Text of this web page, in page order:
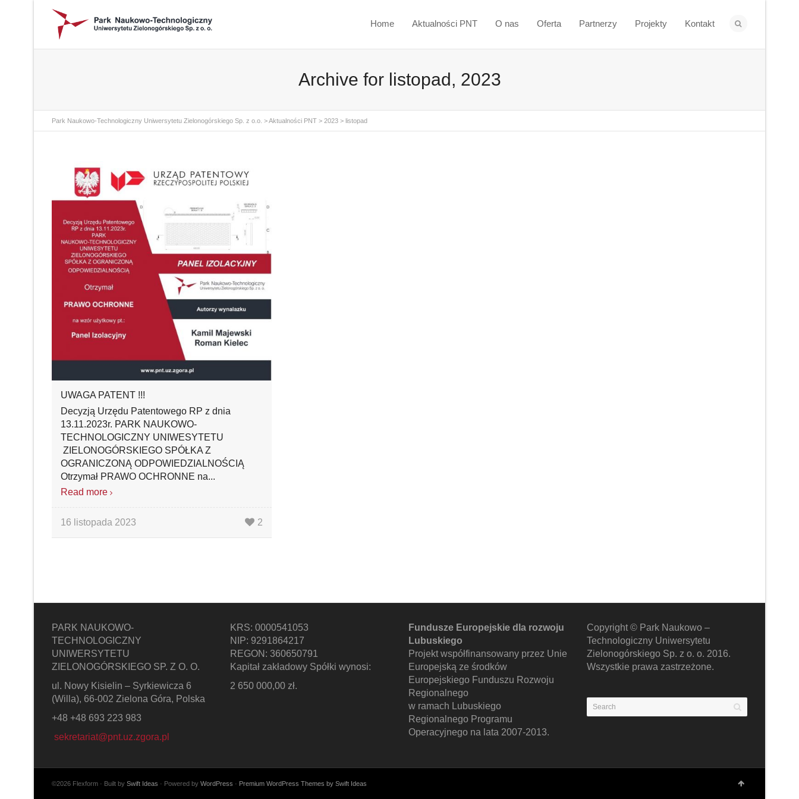
Home Aktualności PNT O nas Oferta Partnerzy Projekty Kontakt
Archive for listopad, 2023
Park Naukowo-Technologiczny Uniwersytetu Zielonogórskiego Sp. z o.o. >Aktualności PNT > 2023 > listopad
UWAGA PATENT !!!
Decyzją Urzędu Patentowego RP z dnia
13.11.2023r. PARK NAUKOWO-
TECHNOLOGICZNY UNIWESYTETU
ZIELONOGÓRSKIEGO SPÓŁKA Z
OGRANICZONĄ ODPOWIEDZIALNOŚCIĄ
Otrzymał PRAWO OCHRONNE na...
Read more
16 listopada 2023 2
PARK NAUKOWO-
TECHNOLOGICZNY
UNIWERSYTETU
ZIELONOGÓRSKIEGO SP. Z O. O.
ul. Nowy Kisielin – Syrkiewicza 6
(Willa), 66-002 Zielona Góra, Polska
+48 +48 693 223 983
sekretariat@pnt.uz.zgora.pl
KRS: 0000541053
NIP: 9291864217
REGON: 360650791
Kapitał zakładowy Spółki wynosi:
2 650 000,00 zł.
Fundusze Europejskie dla rozwoju
Lubuskiego
Projekt współfinansowany przez Unie
Europejską ze środków
Europejskiego Funduszu Rozwoju
Regionalnego
w ramach Lubuskiego
Regionalnego Programu
Operacyjnego na lata 2007-2013.
Copyright © Park Naukowo –
Technologiczny Uniwersytetu
Zielonogórskiego Sp. z o. o. 2016.
Wszystkie prawa zastrzeżone.
©2026 Flexform · Built by Swift Ideas · Powered by WordPress · Premium WordPress Themes by Swift Ideas